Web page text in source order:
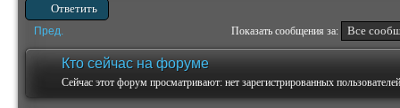
Ответить
Пред. Показать сообщения за:
Кто сейчас на форуме
Сейчас этот форум просматривают: нет зарегистрированных